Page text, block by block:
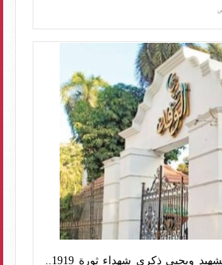
الوفد يحتفل بيوم الشهيد ويحيي ذكرى شهداء ثورة 1919..